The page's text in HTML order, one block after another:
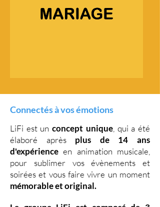
Connectés à vos émotions
LiFi est unconcept unique, qui a été
élaboré après plus de 14 ans
d'expérience en animation musicale,
pour sublimer vos évènements et
soirées et vous faire vivre un moment
mémorable et original.